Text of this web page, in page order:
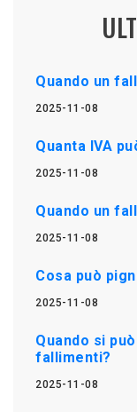
Quando un
2025-11-08
Quanta IVA
2025-11-08
Quando un
2025-11-08
Cosa può
2025-11-08
Quando si
fallimenti?
2025-11-08